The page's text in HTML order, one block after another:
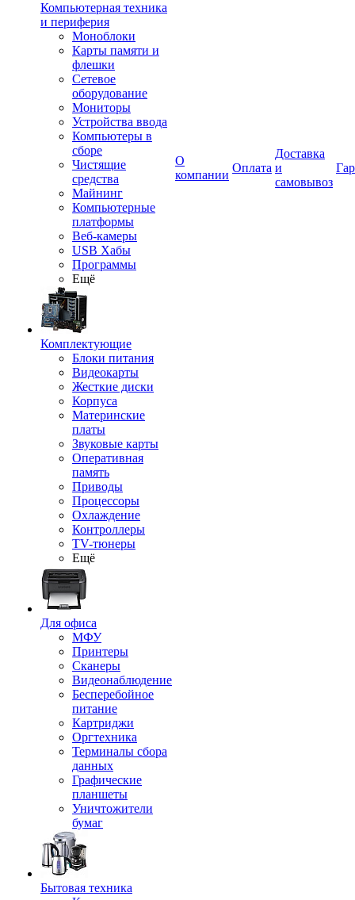
Компьютерная техника
и периферия
Моноблоки
Карты памяти и
флешки
Сетевое
оборудование
Мониторы
Устройства ввода
Компьютеры в
сборе
Чистящие
средства
Майнинг
Компьютерные
платформы
Веб-камеры
USB Хабы
Программы
Ещё
Комплектующие
Блоки питания
Видеокарты
Жесткие диски
Корпуса
Материнские
платы
Звуковые карты
Оперативная
память
Приводы
Процессоры
Охлаждение
Контроллеры
TV-тюнеры
Ещё
Для офиса
МФУ
Принтеры
Сканеры
Видеонаблюдение
Бесперебойное
питание
Картриджи
Оргтехника
Терминалы сбора
данных
Графические
планшеты
Уничтожители
бумаг
Бытовая техника
О
компании
Оплата
Доставка
и
самовывоз